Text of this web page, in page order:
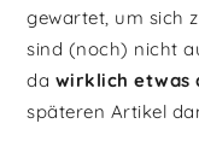
gewartet, um sich
sind (noch) nicht
da wirklich etwas
späteren Artikel